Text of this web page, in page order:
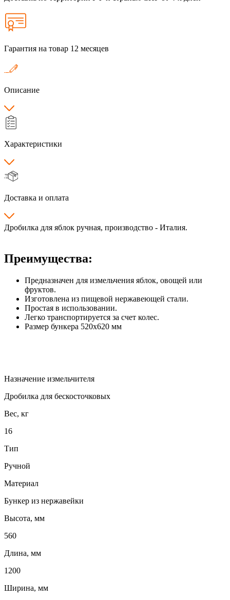
Гарантия на товар 12 месяцев
Описание
Характеристики
Доставка и оплата
Дробилка для яблок ручная, производство - Италия.
Преимущества:
Предназначен для измельчения яблок, овощей или
фруктов.
Изготовлена из пищевой нержавеющей стали.
Простая в использовании.
Легко транспортируется за счет колес.
Размер бункера 520х620 мм
Назначение измельчителя
Дробилка для бескосточковых
Вес, кг
16
Тип
Ручной
Материал
Бункер из нержавейки
Высота, мм
560
Длина, мм
1200
Ширина, мм